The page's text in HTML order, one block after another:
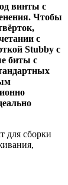
винты с
Чтобы
с
Stubby с
биты с
для сборки